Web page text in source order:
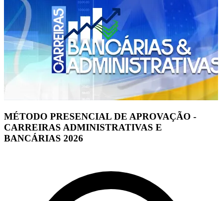
MÉTODO PRESENCIAL DE APROVAÇÃO -
CARREIRAS ADMINISTRATIVAS E
BANCÁRIAS 2026